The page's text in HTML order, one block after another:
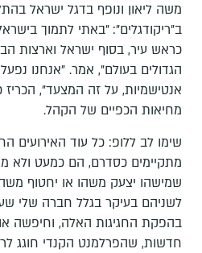
משה ליאון ונופף בדגל ישראל
ב"ריקודגלים": "באתי לתמוך
כראש עיר, בסוף ישראל וארצות
הגדולים בעולם", אמר. "אנחנו
אנטישמיות, על זה המצעד",
מחיאות הכפיים של הקהל.
שימו לב ללופ: כל עוד האירועים
מתקיימים כסדרם, הם כמעט ולא
שמישהו יצעק משהו או יחטוף
לשניהם בעיקר בגלל חברה שלי
בהפקת החגיגות האלה, וחיפשה
חדשות, שהפרלמנט הקנדי חוגג